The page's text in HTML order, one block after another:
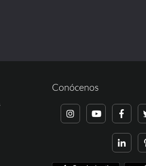
Conócenos